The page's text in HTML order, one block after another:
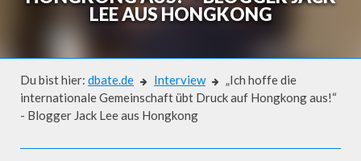
LEE AUS HONGKONG
Du bist hier: dbate.de Interview
„Ich hoffe die
internationale Gemeinschaft übt Druck auf Hongkong aus!“
- Blogger Jack Lee aus Hongkong